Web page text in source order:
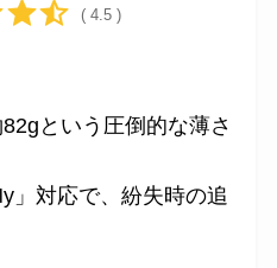
( 4.5 )
という圧倒的な薄さ
」対応で、紛失時の追